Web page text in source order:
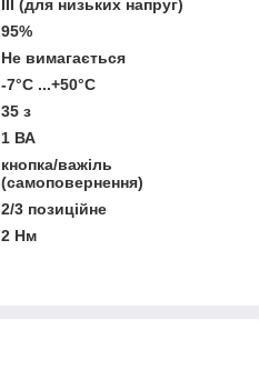
III (для низьких напруг)
95%
Не вимагається
-7°С ...+50°С
35 з
1 ВА
кнопка/важіль
(самоповернення)
2/3 позиційне
2 Нм